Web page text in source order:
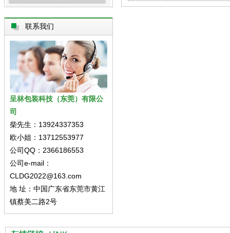
联系我们
呈林包装科技（东莞）有限公
司
柴先生：13924337353
欧小姐：13712553977
公司QQ：2366186553
公司e-mail：
CLDG2022@163.com
地 址：中国广东省东莞市黄江
镇蔡美二路2号